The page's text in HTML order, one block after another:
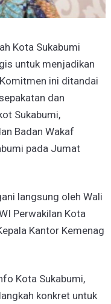
Kota Sukabumi
untuk menjadikan
ini ditandai
dan
Sukabumi,
Badan Wakaf
pada Jumat
langsung oleh Wali
Perwakilan Kota
Kantor Kemenag
Kota Sukabumi,
konkret untuk